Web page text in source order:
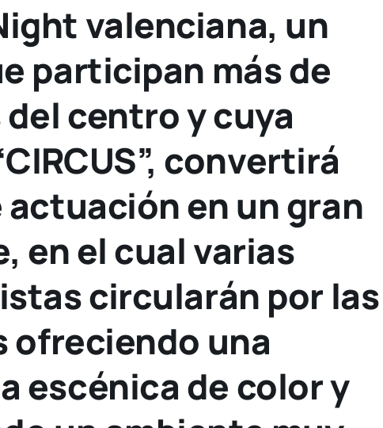
valenciana, un
participan más de
centro y cuya
convertirá
en un gran
en el cual varias
circularán por las
una
escénica de color y